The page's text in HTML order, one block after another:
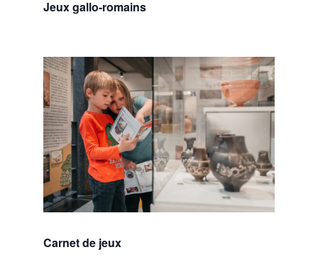
Jeux gallo-romains
Carnet de jeux